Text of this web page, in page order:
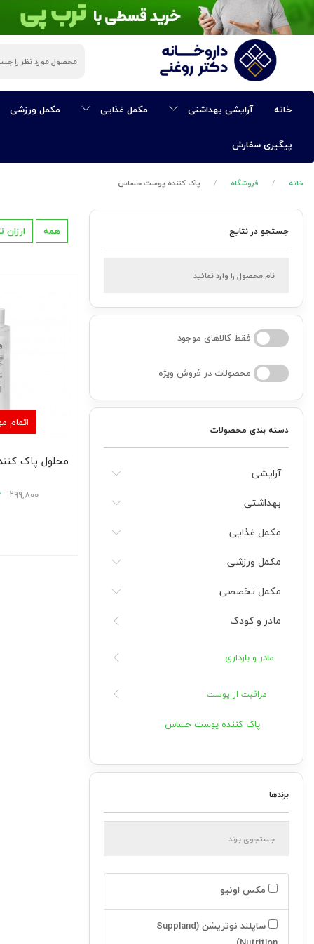
خانه آرایشی بهداشتی مکمل غذایی مکمل ورزشی
پیگیری سفارش
خانه فروشگاه پاک کننده پوست حساس
جستجو در نتایج
فقط کالاهای موجود
محصولات در فروش ویژه
دسته بندی محصولات
آرایشی
بهداشتی
مکمل غذایی
مکمل ورزشی
مکمل تخصصی
مادر و کودک
مادر و بارداری
مراقبت از پوست
پاک کننده پوست حساس
زخم و اسکار
ترک بدن
ليفتينگ
ضد چروک و ليفتينگ
مکمل هاي پوست
برندها
مکس اونیو
ساپلند نوتریشن (Suppland
همه ارزان
اتمام
۲۹۹,۸۰۰